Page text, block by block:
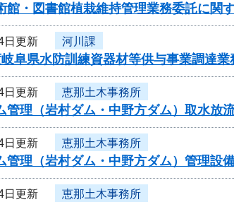
館・図書館植栽維持管理業務委託に関
日更新 河川課
阜県水防訓練資器材等供与事業調達業
日更新 恵那土木事務所
理（岩村ダム・中野方ダム）取水放
日更新 恵那土木事務所
理（岩村ダム・中野方ダム）管理設
日更新 恵那土木事務所